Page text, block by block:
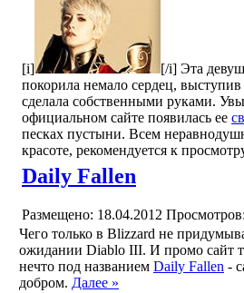
[i]
[/i] Эта
покорила немало сердец,
сделала собственными руками.
официальном сайте появилась ее
песках пустыни. Всем
красоте, рекомендуется к
Daily Fallen
Размещено: 18.04.2012
Чего только в Blizzard не
ожидании Diablo III. И промо сайт
нечто под названием Daily Fallen -
добром. Далее »